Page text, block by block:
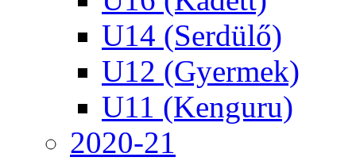
U14 (Serdülő)
U12 (Gyermek)
U11 (Kenguru)
2020-21